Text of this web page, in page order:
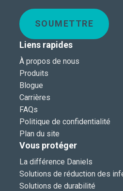
SOUMETTRE
Liens rapides
À propos de nous
Produits
Blogue
Carrières
FAQs
Politique de confidentialité
Plan du site
Vous protéger
La différence Daniels
Solutions de réduction des
Solutions de durabilité